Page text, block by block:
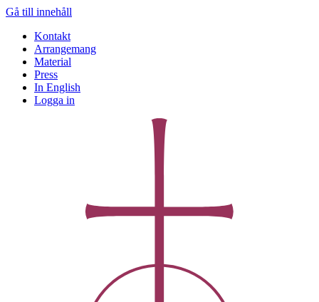
Gå till innehåll
Kontakt
Arrangemang
Material
Press
In English
Logga in